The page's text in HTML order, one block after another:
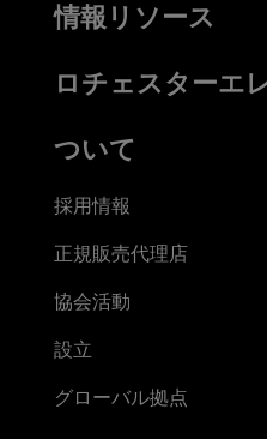
情報リソース
ロチェスターエ
ついて
採用情報
正規販売代理店
協会活動
設立
グローバル拠点